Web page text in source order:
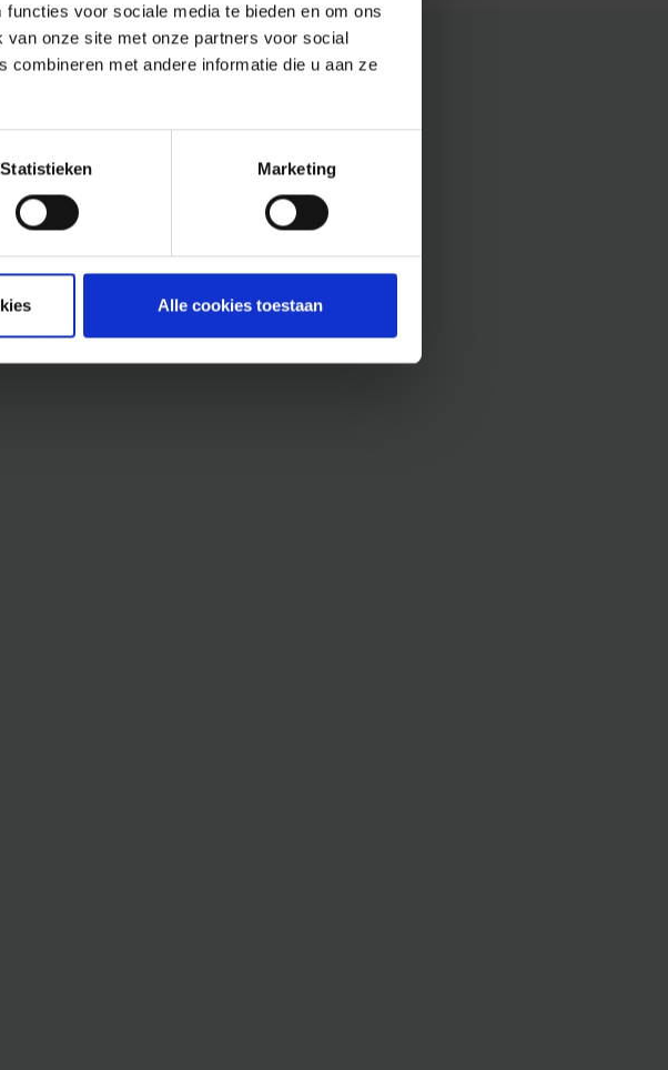
voor sociale media te bieden en om ons
onze site met onze partners voor social
combineren met andere informatie die u aan ze
Statistieken Marketing
Alle cookies toestaan